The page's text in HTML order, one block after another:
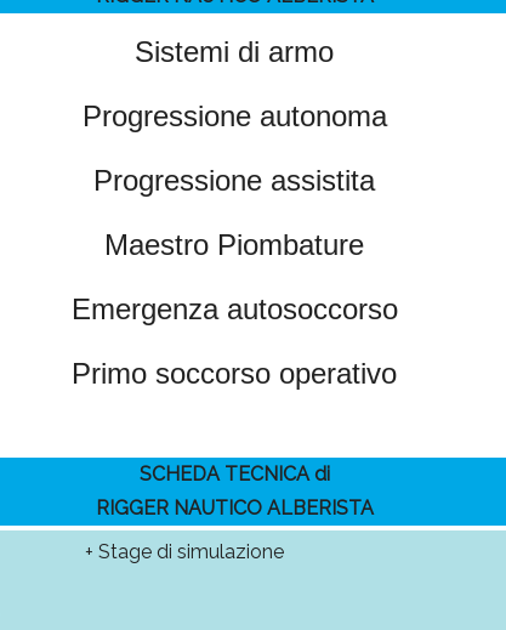
Sistemi di armo
Progressione autonoma
Progressione assistita
Maestro Piombature
Emergenza autosoccorso
Primo soccorso operativo
SCHEDA TECNICA di
RIGGER NAUTICO ALBERISTA
+ Stage di simulazione